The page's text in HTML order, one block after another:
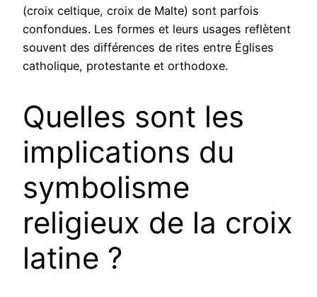
(croix celtique, croix de Malte) sont parfois
confondues. Les formes et leurs usages reflètent
souvent des différences de rites entre Églises
catholique, protestante et orthodoxe.
Quelles sont les
implications du
symbolisme
religieux de la croix
latine ?